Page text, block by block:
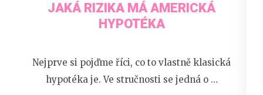
JAKÁ RIZIKA MÁ AMERICKÁ
HYPOTÉKA
Nejprve si pojďme říci, co to vlastně klasická
hypotéka je. Ve stručnosti se jedná o …